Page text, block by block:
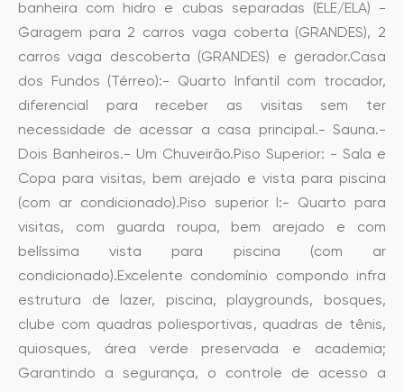
banheira com hidro e cubas separadas (ELE/ELA) -
Garagem para 2 carros vaga coberta (GRANDES), 2
carros vaga descoberta (GRANDES) e gerador.Casa
dos Fundos (Térreo):- Quarto Infantil com trocador,
diferencial para receber as visitas sem ter
necessidade de acessar a casa principal.- Sauna.-
Dois Banheiros.- Um Chuveirão.Piso Superior: - Sala e
Copa para visitas, bem arejado e vista para piscina
(com ar condicionado).Piso superior I:- Quarto para
visitas, com guarda roupa, bem arejado e com
belíssima vista para piscina (com ar
condicionado).Excelente condomínio compondo infra
estrutura de lazer, piscina, playgrounds, bosques,
clube com quadras poliesportivas, quadras de tênis,
quiosques, área verde preservada e academia;
Garantindo a segurança, o controle de acesso a